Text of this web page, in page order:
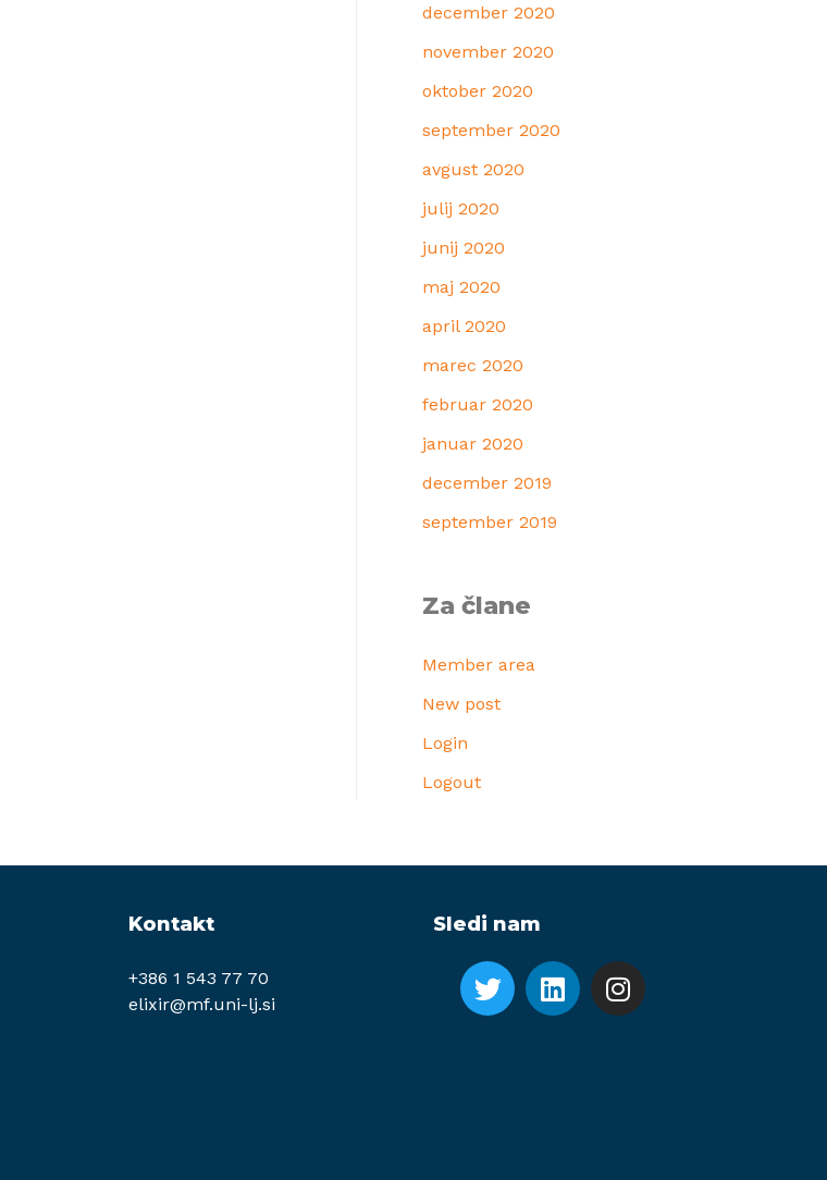
december 2020
november 2020
oktober 2020
september 2020
avgust 2020
julij 2020
junij 2020
maj 2020
april 2020
marec 2020
februar 2020
januar 2020
december 2019
september 2019
Za člane
Member area
New post
Login
Logout
Kontakt
+386 1 543 77 70
elixir@mf.uni-lj.si
Sledi nam